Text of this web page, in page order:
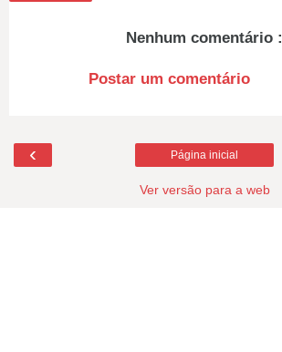
Nenhum comentário :
Postar um comentário
‹ Página inicial
Ver versão para a web